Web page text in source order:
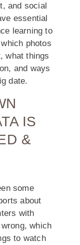
and social
essential
learning to
photos
what things
and ways
date.
IS
&
some
about
with
which
to watch